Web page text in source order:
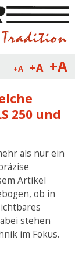
+A +A +A
250 und
als nur ein
Artikel
ob in
stehen
im Fokus.